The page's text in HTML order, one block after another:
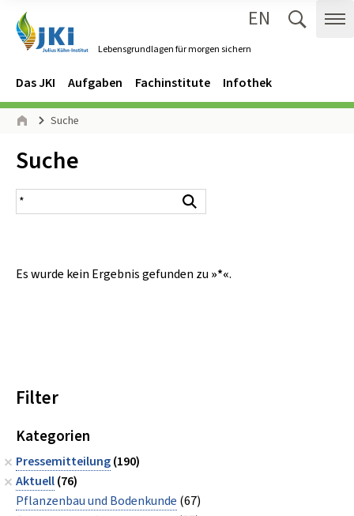
Lebensgrundlagen für morgen sichern
EN
Navigation
Hauptmenü
Das JKI Aufgaben Fachinstitute Infothek
Seitenpfad
Suche
Inhalt:
Suche
Suchergebnis
Es wurde kein Ergebnis gefunden zu »*«.
Filter
Kategorien
Pressemitteilung(190)
Aktuell(76)
Pflanzenbau und Bodenkunde (67)